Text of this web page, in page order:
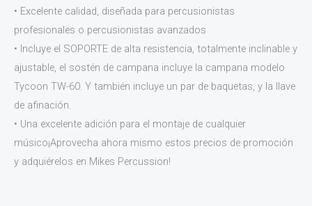
• Excelente calidad, diseñada para percusionistas
profesionales o percusionistas avanzados
• Incluye el SOPORTE de alta resistencia, totalmente inclinable y
ajustable, el sostén de campana incluye la campana modelo
Tycoon TW-60. Y también incluye un par de baquetas, y la llave
de afinación.
• Una excelente adición para el montaje de cualquier
músico¡Aprovecha ahora mismo estos precios de promoción
y adquiérelos en Mikes Percussion!